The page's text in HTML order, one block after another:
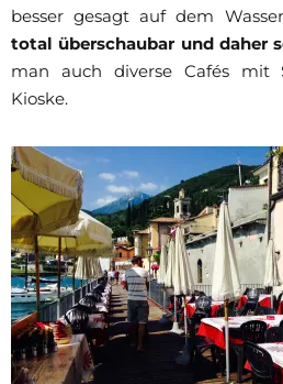
besser gesagt auf dem
total überschaubar und daher
man auch diverse Cafés mit
Kioske.